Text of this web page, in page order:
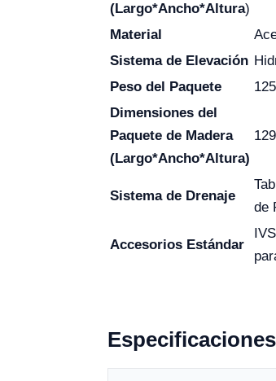
(Largo*Ancho*Altura)
Material
Sistema de Elevación
Peso del Paquete
Dimensiones del
Paquete de Madera
(Largo*Ancho*Altura)
Sistema de Drenaje
de
Accesorios Estándar